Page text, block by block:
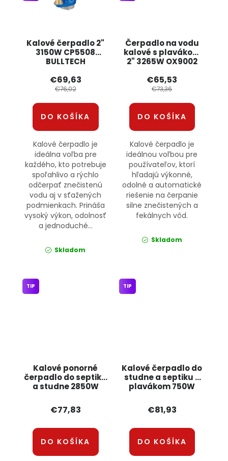
Kalové čerpadlo 2"
3150W CP5508
BULLTECH
€69,63
€76,02
DO KOŠÍKA
Kalové čerpadlo je
ideálna voľba pre
každého, kto potrebuje
spoľahlivo a rýchlo
odčerpať znečistenú
vodu aj v sťažených
podmienkach. Prináša
vysoký výkon, odolnosť
a jednoduché...
Skladom
Čerpadlo na vodu
kalové s plavákom
2" 3265W OX9002
€65,53
€73,36
DO KOŠÍKA
Kalové čerpadlo je
ideálnou voľbou pre
používateľov, ktorí
hľadajú výkonné,
odolné a automatické
riešenie na čerpanie
silne znečistených a
fekálnych vôd.
Skladom
Kalové ponorné
čerpadlo do septiku
a studne 2850W
TIP
€77,83
DO KOŠÍKA
Kalové čerpadlo do
studne a septiku s
plavákom 750W
3000P Powermat
TIP
€81,93
DO KOŠÍKA